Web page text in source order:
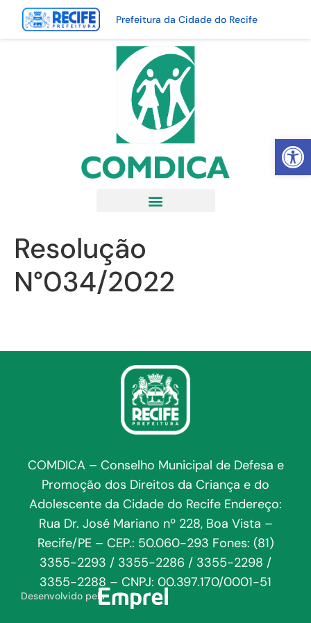
Abrir
Prefeitura da Cidade do Recife
Resolução
N°034/2022
COMDICA – Conselho Municipal de Defesa e
Promoção dos Direitos da Criança e do
Adolescente da Cidade do Recife Endereço:
Rua Dr. José Mariano nº 228, Boa Vista –
Recife/PE – CEP.: 50.060-293 Fones: (81)
3355-2293 / 3355-2286 / 3355-2298 /
3355-2288 – CNPJ: 00.397.170/0001-51
Desenvolvido pela